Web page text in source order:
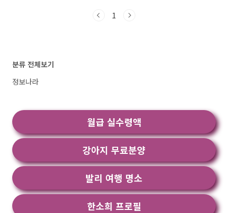
황에서 방수 성능이 100% 보장되는 것은 아닙니
은 핸드폰을 구할 수 있는 단계별 대응법을 알아
도 함께 소개해드리겠습니다. 방수 기능이 있는
염분이 포함된 물인지에 따라서도 대응법이 다르
니, 이번 정보를 통해 핸드폰을 더욱 안전하게 사
용하는 방법을 알아보세요. 갑작스러운 물 사고에
대..<
1
분류 전체보기
정보나라
월급 실수령액
강아지 무료분양
발리 여행 명소
한소희 프로필